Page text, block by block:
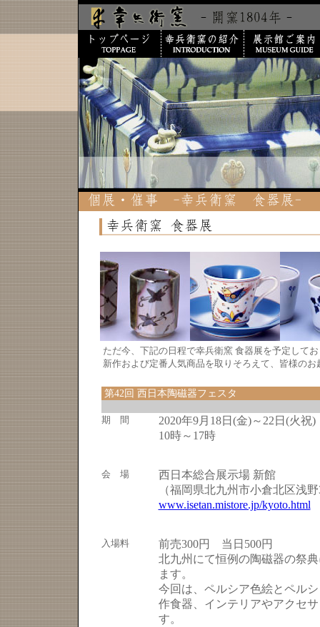
ただ今、下記の日程で幸兵衛窯 食器展を予定して
新作および定番人気商品を取りそろえて、皆様の
第42回 西日本陶磁器フェスタ
期 間
2020年9月18日(金)～22日(火祝)
10時～17時
会 場
西日本総合展示場 新館
（福岡県北九州市小倉北区浅
www.isetan.mistore.jp/kyoto.html
入場料
前売300円 当日500円
北九州にて恒例の陶磁器の祭
ます。
今回は、ペルシア色絵とペル
作食器、インテリアやアクセ
す。